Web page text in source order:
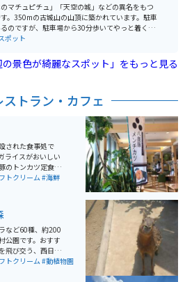
のマチュピチュ」「天空の城」などの異名をもつ
。350mの古城山の山頂に築かれています。駐車
のですが、駐車場から30分歩いてやっと着くよ
にあります。歩いていくのは大変ですが、城跡
ポット
の景色が綺麗なスポット」をもっと見る
トラン・カフェ
された食事処で
ライスがおいしい
のトンカツ定食、
しかも、お値段が
お食事スポット
トクリーム#海鮮
など60種、約200
公園です。おすす
飛び交う、西日本
ン作りや
トクリーム#動植物園